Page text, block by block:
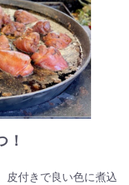
！
皮付きで良い色に煮込